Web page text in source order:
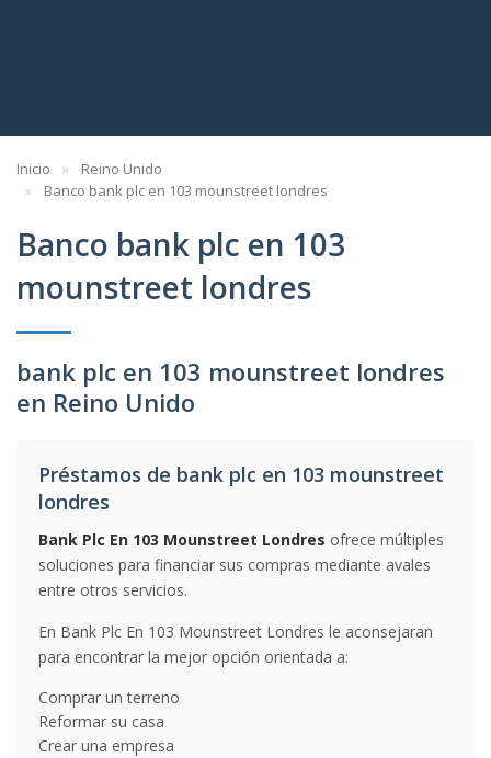
Inicio
Reino Unido
Banco bank plc en 103 mounstreet londres
Banco bank plc en 103
mounstreet londres
bank plc en 103 mounstreet londres
en Reino Unido
Préstamos de bank plc en 103 mounstreet
londres
Bank Plc En 103 Mounstreet Londres ofrece múltiples
soluciones para financiar sus compras mediante avales
entre otros servicios.
En Bank Plc En 103 Mounstreet Londres le aconsejaran
para encontrar la mejor opción orientada a:
Comprar un terreno
Reformar su casa
Crear una empresa